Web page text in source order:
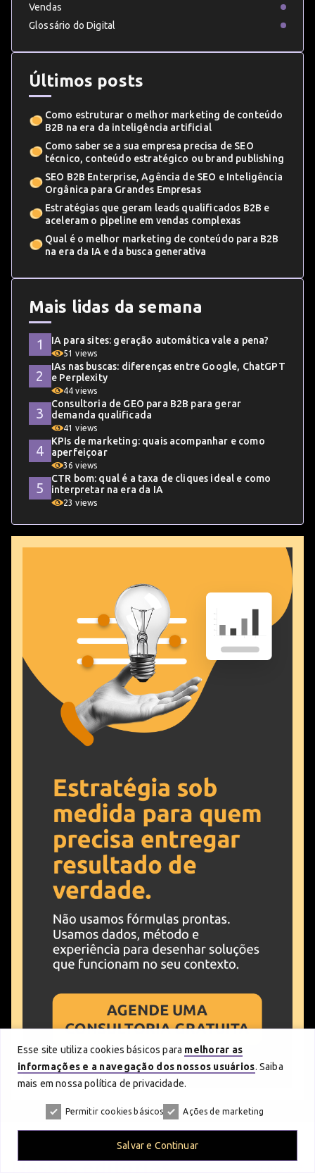
Vendas
Glossário do Digital
Últimos posts
Como estruturar o melhor marketing de conteúdo
B2B na era da inteligência artificial
Como saber se a sua empresa precisa de SEO
técnico, conteúdo estratégico ou brand publishing
SEO B2B Enterprise, Agência de SEO e Inteligência
Orgânica para Grandes Empresas
Estratégias que geram leads qualificados B2B e
aceleram o pipeline em vendas complexas
Qual é o melhor marketing de conteúdo para B2B
na era da IA e da busca generativa
Mais lidas da semana
IA para sites: geração automática vale a pena?
51 views
IAs nas buscas: diferenças entre Google, ChatGPT
e Perplexity
44 views
Consultoria de GEO para B2B para gerar
demanda qualificada
41 views
KPIs de marketing: quais acompanhar e como
aperfeiçoar
36 views
CTR bom: qual é a taxa de cliques ideal e como
interpretar na era da IA
23 views
Nossaseditorias
Esse site utiliza cookies básicos para melhorar as
informações e a navegação dos nossos usuários. Saiba
mais em nossa política de privacidade.
Permitir cookies básicos Ações de marketing
Salvar e Continuar